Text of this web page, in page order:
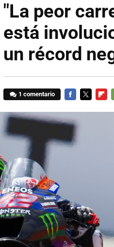
"La peor
está
un récord
1 comentario